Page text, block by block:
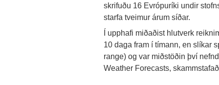
skrifuðu 16 Evrópuríki undir
starfa tveimur árum síðar.
Í upphafi miðaðist hlutverk
10 daga fram í tímann, en slíkar
range) og var miðstöðin því
Weather Forecasts,